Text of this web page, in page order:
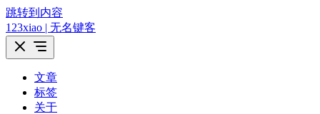
跳转到内容
123xiao | 无名键客
文章
标签
关于